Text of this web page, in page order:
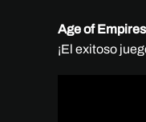
Age of
¡El exitoso